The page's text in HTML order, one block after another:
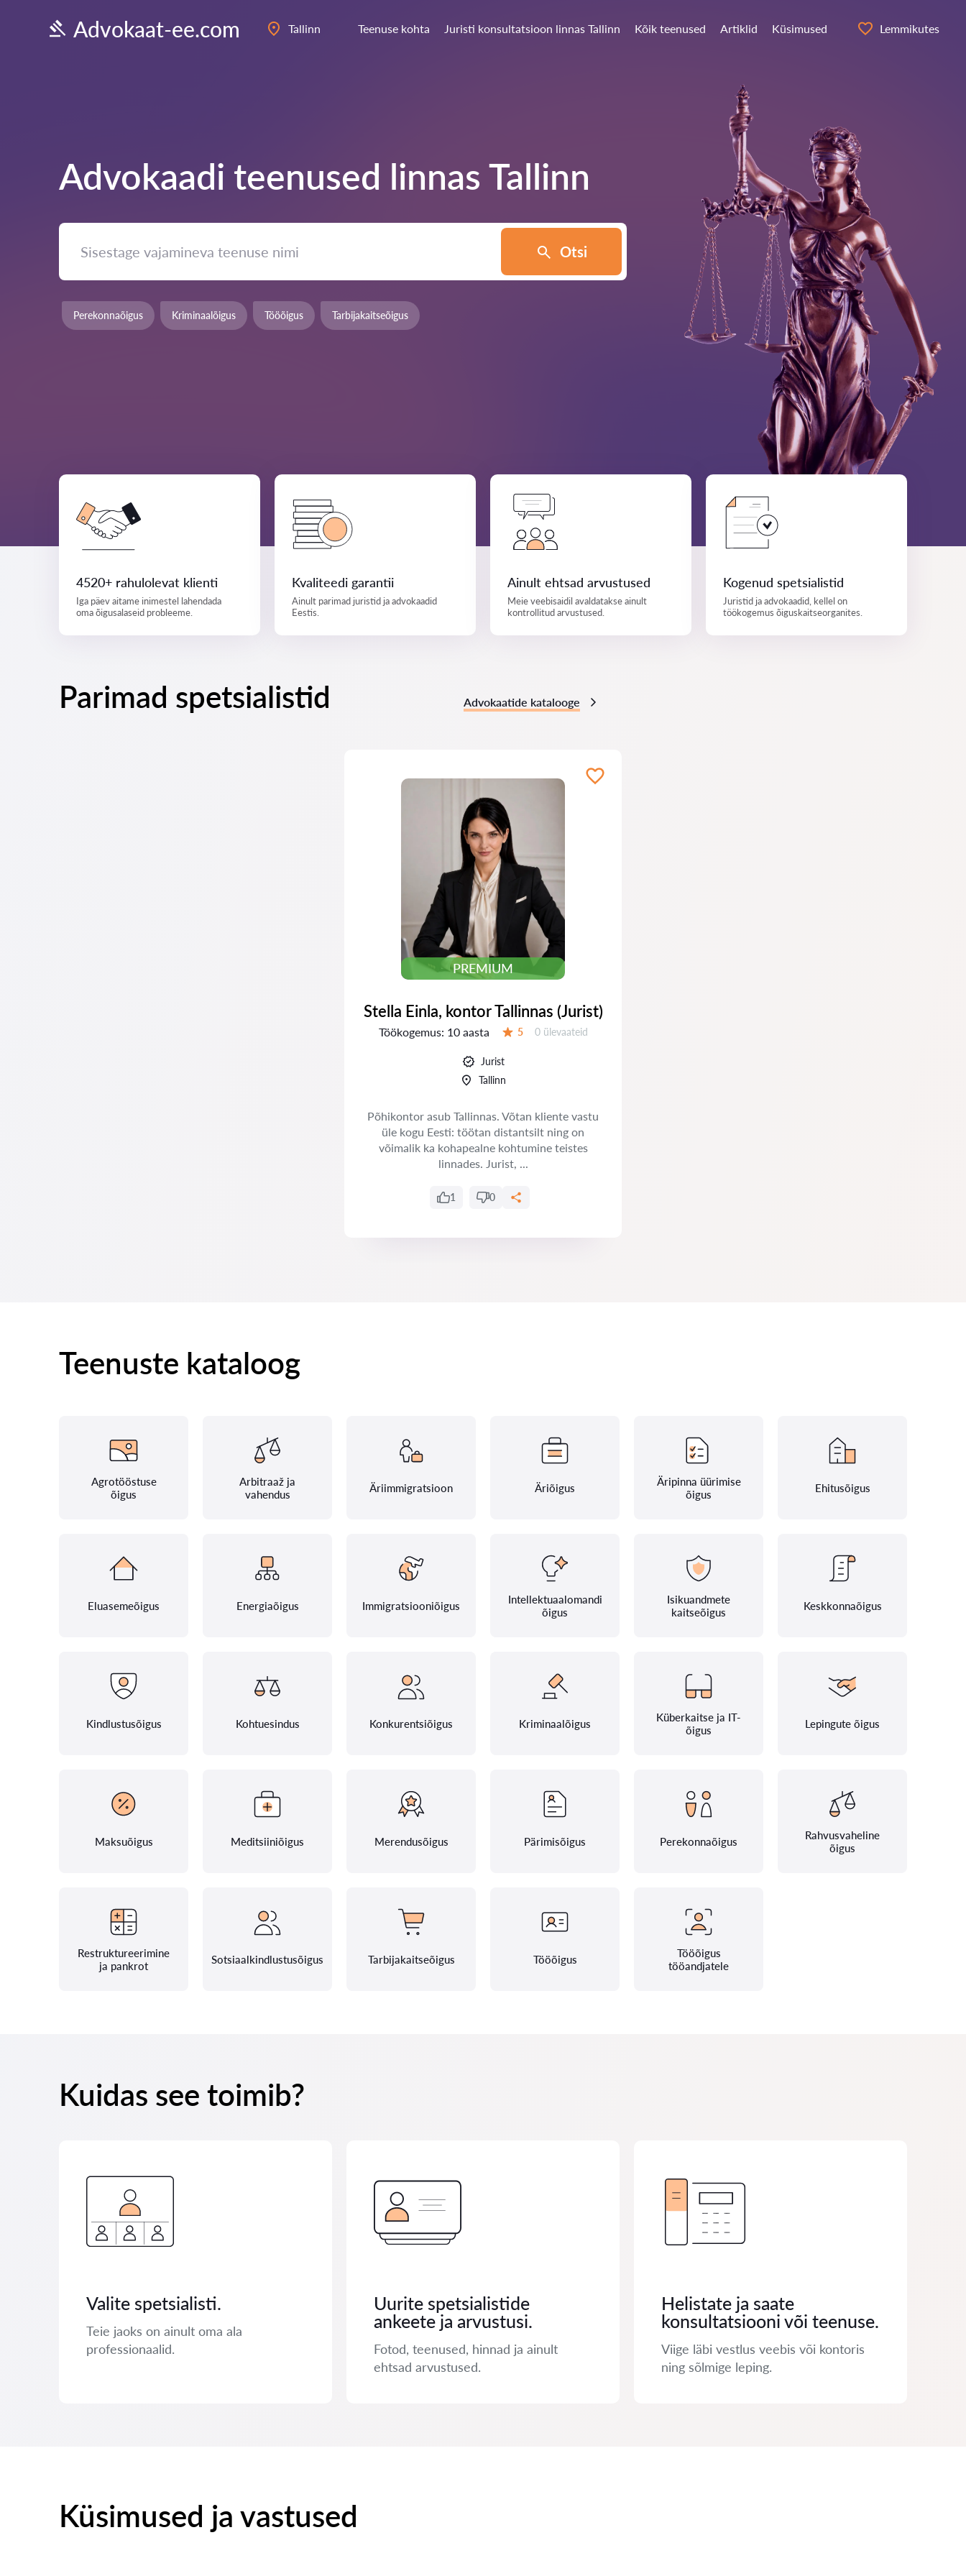
Advokaat-ee.com Tallinn Teenuse kohta Juristi konsultatsioon linnas Tallinn Kõik teenused Artiklid Küsimused Lemmikutes
Advokaadi teenused linnas Tallinn
Otsi
Perekonnaõigus Kriminaalõigus Tööõigus Tarbijakaitseõigus
4520+ rahulolevat klienti
Iga päev aitame inimestel lahendada
oma õigusalaseid probleeme.
Kvaliteedi garantii
Ainult parimad juristid ja advokaadid
Eestis.
Ainult ehtsad arvustused
Meie veebisaidil avaldatakse ainult
kontrollitud arvustused.
Kogenud spetsialistid
Juristid ja advokaadid, kellel on
töökogemus õiguskaitseorganites.
Parimad spetsialistid Advokaatide katalooge
PREMIUM
Stella Einla, kontor Tallinnas (Jurist)
Töökogemus: 10 aasta 5 Ülevaateid:
0 ülevaateid
Jurist
Tallinn
Põhikontor asub Tallinnas. Võtan kliente vastu
üle kogu Eesti: töötan distantsilt ning on
võimalik ka kohapealne kohtumine teistes
linnades. Jurist, ...
1 0
Teenuste kataloog
Agrotööstuse
õigus
Arbitraaž ja
vahendus
Äriimmigratsioon Äriõigus
Äripinna üürimise
õigus
Ehitusõigus
Eluasemeõigus Energiaõigus Immigratsiooniõigus
Intellektuaalomandi
õigus
Isikuandmete
kaitseõigus
Keskkonnaõigus
Kindlustusõigus Kohtuesindus Konkurentsiõigus Kriminaalõigus
Küberkaitse ja IT-
õigus
Lepingute õigus
Maksuõigus Meditsiiniõigus Merendusõigus Pärimisõigus Perekonnaõigus
Rahvusvaheline
õigus
Restruktureerimine
ja pankrot
Sotsiaalkindlustusõigus Tarbijakaitseõigus Tööõigus
Tööõigus
tööandjatele
Kuidas see toimib?
Valite spetsialisti.
Teie jaoks on ainult oma ala
professionaalid.
Uurite spetsialistide
ankeete ja arvustusi.
Fotod, teenused, hinnad ja ainult
ehtsad arvustused.
Helistate ja saate
konsultatsiooni või teenuse.
Viige läbi vestlus veebis või kontoris
ning sõlmige leping.
Küsimused ja vastused